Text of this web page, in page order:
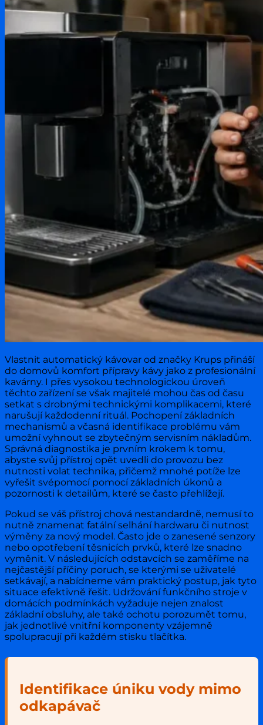
Vlastnit automatický kávovar od značky Krups přináší
do domovů komfort přípravy kávy jako z profesionální
kavárny. I přes vysokou technologickou úroveň
těchto zařízení se však majitelé mohou čas od času
setkat s drobnými technickými komplikacemi, které
narušují každodenní rituál. Pochopení základních
mechanismů a včasná identifikace problému vám
umožní vyhnout se zbytečným servisním nákladům.
Správná diagnostika je prvním krokem k tomu,
abyste svůj přístroj opět uvedli do provozu bez
nutnosti volat technika, přičemž mnohé potíže lze
vyřešit svépomocí pomocí základních úkonů a
pozornosti k detailům, které se často přehlížejí.
Pokud se váš přístroj chová nestandardně, nemusí to
nutně znamenat fatální selhání hardwaru či nutnost
výměny za nový model. Často jde o zanesené senzory
nebo opotřebení těsnicích prvků, které lze snadno
vyměnit. V následujících odstavcích se zaměříme na
nejčastější příčiny poruch, se kterými se uživatelé
setkávají, a nabídneme vám praktický postup, jak tyto
situace efektivně řešit. Udržování funkčního stroje v
domácích podmínkách vyžaduje nejen znalost
základní obsluhy, ale také ochotu porozumět tomu,
jak jednotlivé vnitřní komponenty vzájemně
spolupracují při každém stisku tlačítka.
Identifikace úniku vody mimo
odkapávač